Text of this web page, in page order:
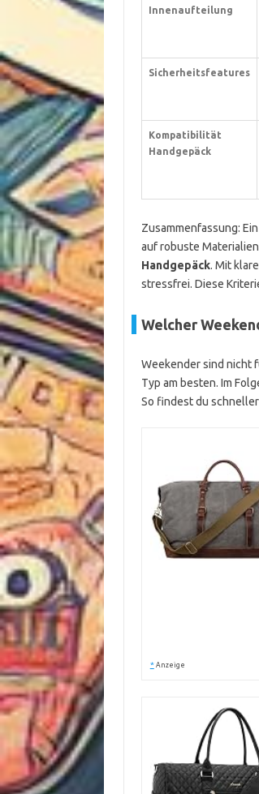
Innenaufteilung
Sicherheitsfeatures
Kompatibilität
Handgepäck
Zusammenfassung:
auf robuste
Handgepäck. Mit
stressfrei. Diese
Welcher
Weekender sind nicht
Typ am besten. Im
So findest du
* Anzeige